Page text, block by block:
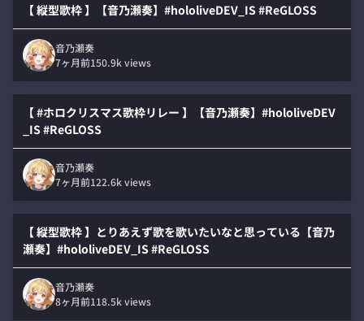
【 縦型歌枠 】【音乃瀬奏】#hololiveDEV_IS #ReGLOSS
音乃瀬奏
7ヶ月前150.9kviews
【 #ホロクリスマス歌枠リレー 】【音乃瀬奏】#hololiveDEV
_IS #ReGLOSS
音乃瀬奏
7ヶ月前122.6kviews
【 縦型歌枠 】とりあえず歌を歌いたいなと思っている【音乃
瀬奏】#hololiveDEV_IS #ReGLOSS
音乃瀬奏
8ヶ月前118.5kviews